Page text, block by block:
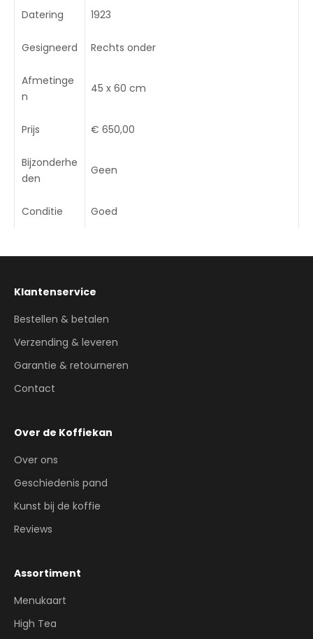
Datering 1923
Gesigneerd Rechts onder
Afmetinge
n
45 x 60 cm
Prijs € 650,00
Bijzonderhe
den
Geen
Conditie Goed
Klantenservice
Bestellen & betalen
Verzending & leveren
Garantie & retourneren
Contact
Over de Koffiekan
Over ons
Geschiedenis pand
Kunst bij de koffie
Reviews
Assortiment
Menukaart
High Tea